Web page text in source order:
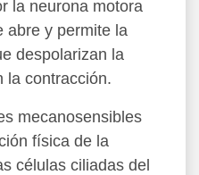
la neurona motora
abre y permite la
despolarizan la
la contracción.
mecanosensibles
física de la
células ciliadas del